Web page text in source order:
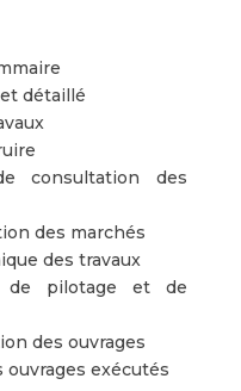
détaillé
consultation des
des marchés
des travaux
de pilotage et de
des ouvrages
ouvrages exécutés